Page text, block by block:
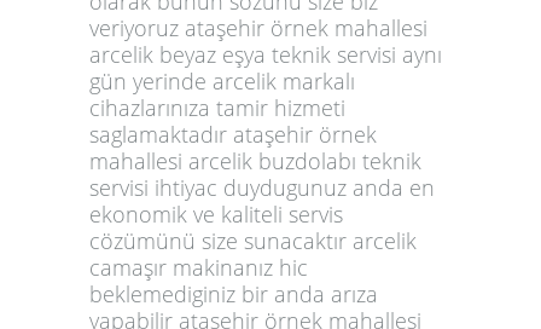
veriyoruz ataşehir örnek mahallesi
arcelik beyaz eşya teknik servisi aynı
gün yerinde arcelik markalı
cihazlarınıza tamir hizmeti
saglamaktadır ataşehir örnek
mahallesi arcelik buzdolabı teknik
servisi ihtiyac duydugunuz anda en
ekonomik ve kaliteli servis
cözümünü size sunacaktır arcelik
camaşır makinanız hic
beklemediginiz bir anda arıza
yapabilir ataşehir örnek mahallesi